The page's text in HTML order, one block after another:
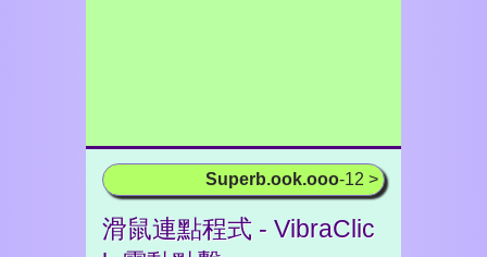
Superb.ook.ooo-12 >
滑鼠連點程式 - VibraClic